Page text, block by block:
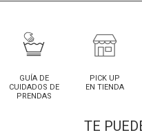
GUÍA DE
CUIDADOS DE
PRENDAS
PICK UP
EN TIENDA
TE